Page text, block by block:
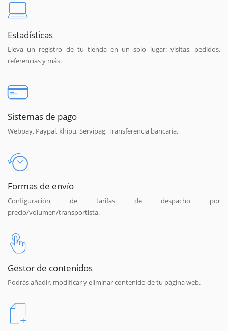
Estadísticas
Lleva un registro de tu tienda en un solo lugar: visitas, pedidos,
referencias y más.
Sistemas de pago
Webpay, Paypal, khipu, Servipag, Transferencia bancaria.
Formas de envío
Configuración de tarifas de despacho por
precio/volumen/transportista.
Gestor de contenidos
Podrás añadir, modificar y eliminar contenido de tu página web.